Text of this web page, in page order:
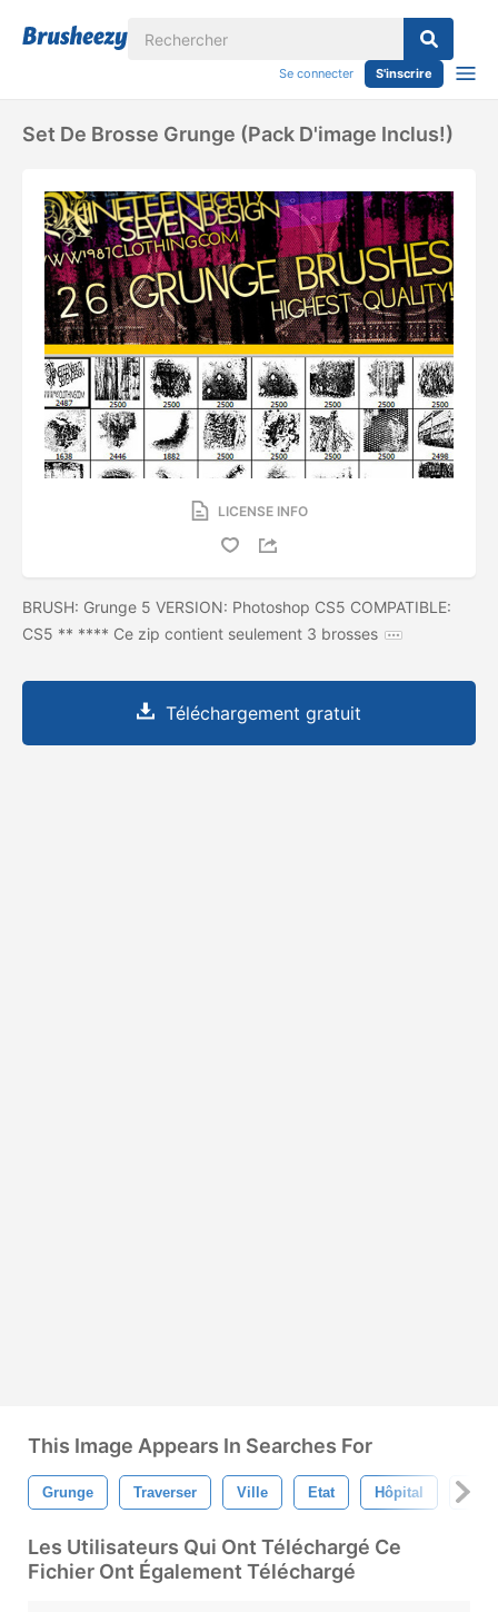
Se connecter S'inscrire
Set De Brosse Grunge (pack D'image Inclus!)
LICENSE INFO
BRUSH: Grunge 5 VERSION: Photoshop CS5 COMPATIBLE:
CS5 ** **** Ce zip contient seulement 3 brosses
Téléchargement gratuit
This Image Appears In Searches For
Grunge Traverser Ville Etat Hôpital
Les Utilisateurs Qui Ont Téléchargé Ce
Fichier Ont Également Téléchargé